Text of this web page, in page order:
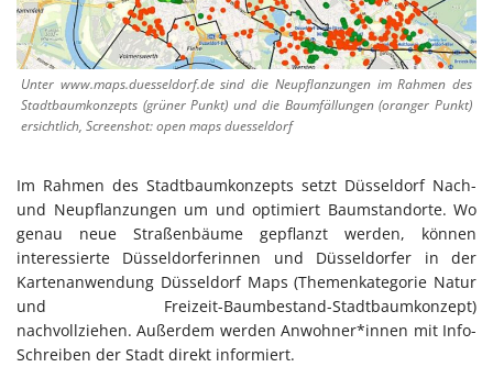
Unter www.maps.duesseldorf.de sind die Neupflanzungen im Rahmen des
Stadtbaumkonzepts (grüner Punkt) und die Baumfällungen (oranger Punkt)
ersichtlich, Screenshot: open maps duesseldorf
Im Rahmen des Stadtbaumkonzepts setzt Düsseldorf Nach-
und Neupflanzungen um und optimiert Baumstandorte. Wo
genau neue Straßenbäume gepflanzt werden, können
interessierte Düsseldorferinnen und Düsseldorfer in der
Kartenanwendung Düsseldorf Maps (Themenkategorie Natur
und Freizeit-Baumbestand-Stadtbaumkonzept)
nachvollziehen. Außerdem werden Anwohner*innen mit Info-
Schreiben der Stadt direkt informiert.